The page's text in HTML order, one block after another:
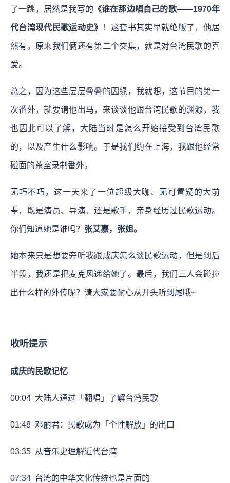
了一跳，居然是我写的 《谁在那边唱自己的歌——1970年
代台湾现代民歌运动史》 ！这套书其实早就绝版了，他居
然有。原来我们俩还有第二个交集，就是对台湾民歌的喜
爱。
总之，因为这些层层叠叠的因缘，我就想，这节目的第一
次番外，就要请他出马，来谈谈他跟台湾民歌的渊源，我
也因此可以了解，大陆当时是怎么开始接受到台湾民歌
的，以及产生什么影响。于是我们约在上海，我跟他经常
碰面的茶室录制番外。
无巧不巧，这一天来了一位超级大咖、无可置疑的大前
辈，既是演员、导演，还是歌手，亲身经历过民歌运动。
你们知道她是谁吗？ 张艾嘉，张姐。
她本来只是想要旁听我跟成庆怎么谈民歌运动，但是到后
半段，我还是把麦克风递给她了。最后，我们三人会碰撞
出什么样的外传呢？请大家要耐心从开头听到尾哦~
收听提示
成庆的民歌记忆
00:04 大陆人通过「翻唱」了解台湾民歌
01:48 邓丽君：民歌成为「个性解放」的出口
03:35 从音乐史理解近代台湾
07:34 台湾的中华文化传统也是片面的